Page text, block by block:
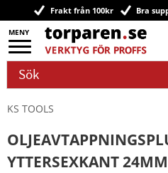
Meny
Frakt från 100kr Bra
KS TOOLS
YTTERSEXKANT